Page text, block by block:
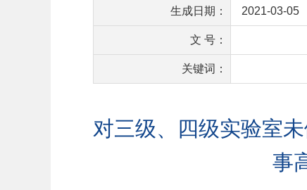
生成日期： 2021-03-05
文 号：
关键词：
对三级、四级实验室
事